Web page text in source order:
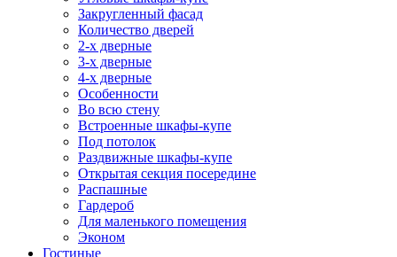
Закругленный фасад
Количество дверей
2-х дверные
3-х дверные
4-х дверные
Особенности
Во всю стену
Встроенные шкафы-купе
Под потолок
Раздвижные шкафы-купе
Открытая секция посередине
Распашные
Гардероб
Для маленького помещения
Эконом
Гостиные